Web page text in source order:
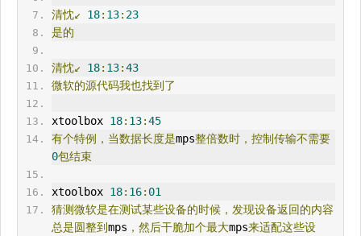
清忱↙ 18: 13: 23
是的
清忱↙ 18: 13:43
微软的源代码我也找到了
xtoolbox 18: 13:45
有个特例，当数据长度是mps整倍数时， 控制传输不需要
0包结束
xtoolbox 18: 16: 01
猜测微软是在测试某些设备的时候，发现设备返回的内容
总是圆整到mps ，然后干脆加个最大mps来适配这些设